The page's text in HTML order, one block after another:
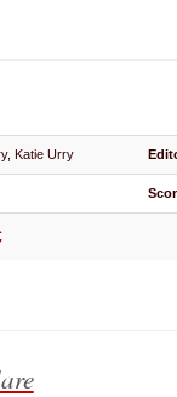
Katie Urry